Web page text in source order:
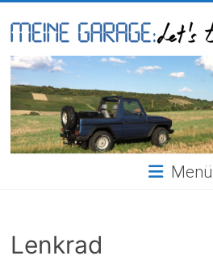
to
content
Meine
Garage
Menü
Lenkrad